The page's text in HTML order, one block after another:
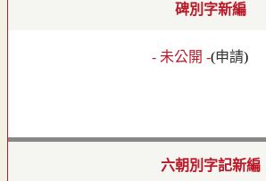
碑別字新編
- 未公開 -(申請)
六朝別字記新編